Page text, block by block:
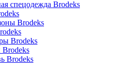
спецодежда Brodeks
Brodeks
Brodeks
Brodeks
Brodeks